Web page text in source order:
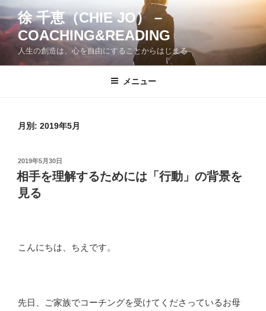
コ
ン
テ
ツ
徐 千恵（CHIE JO） –
COACHING&READING
人生の創造は、心を自由にすることからはじまる
メニュー
月別: 2019年5月
投
稿
日:
2019年5月30日
相手を理解するためには「行動」の背景を
見る
こんにちは、ちえです。
先日、ご家族でコーチングを受けてくださっているお母